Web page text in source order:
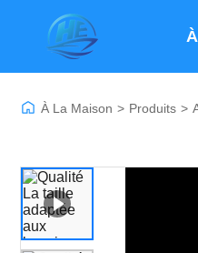
À La Maison > Produits >